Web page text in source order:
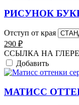
РИСУНОК
Отступ от края
290 ₽
ССЫЛКА НА
Добавить
МАТИСС